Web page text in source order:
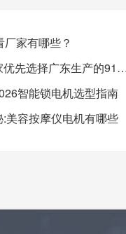
家有哪些？
为什么越来越多智能门锁厂家优先选择广
智能锁电机选型指南
美容按摩仪电机有哪些